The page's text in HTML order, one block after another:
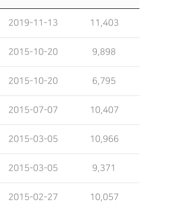
2019-11-13 11,403
2015-10-20 9,898
2015-10-20 6,795
2015-07-07 10,407
2015-03-05 10,966
2015-03-05 9,371
2015-02-27 10,057